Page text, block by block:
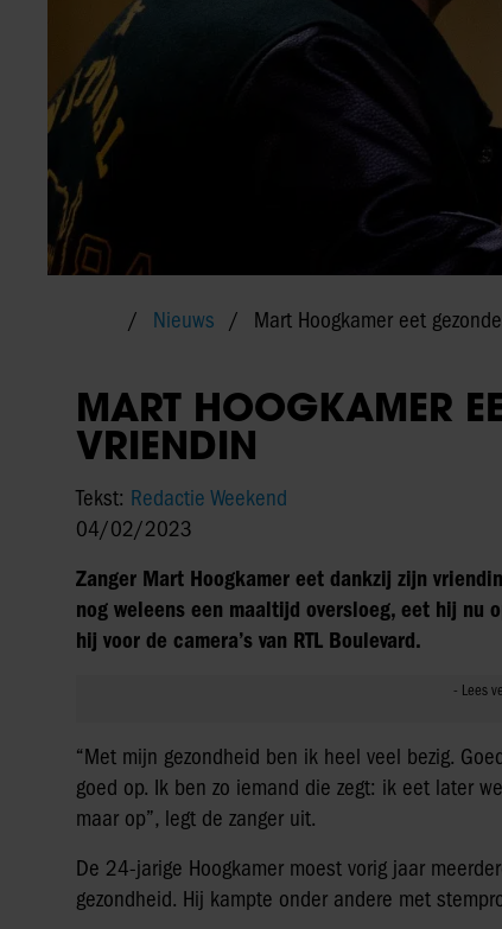
Nieuws Mart Hoogkamer eet
MART HOOGKAMER
VRIENDIN
Tekst: Redactie Weekend
04/02/2023
Zanger Mart Hoogkamer eet dankzij zijn
nog weleens een maaltijd oversloeg, eet hij
hij voor de camera’s van RTL Boulevard.
“Met mijn gezondheid ben ik heel veel bezig.
goed op. Ik ben zo iemand die zegt: ik eet later
maar op”, legt de zanger uit.
De 24-jarige Hoogkamer moest vorig jaar
gezondheid. Hij kampte onder andere met